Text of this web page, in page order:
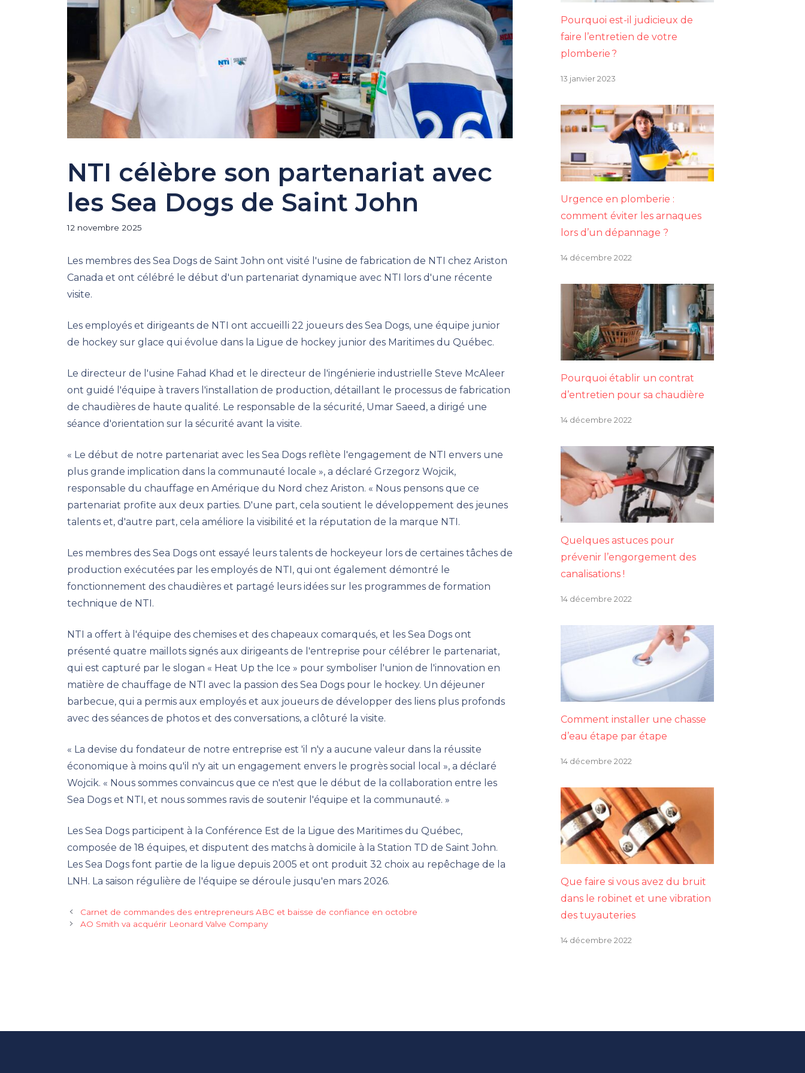
NTI célèbre son partenariat avec
les Sea Dogs de Saint John
12 novembre 2025
Les membres des Sea Dogs de Saint John ont visité l'usine de fabrication de NTI chez Ariston
Canada et ont célébré le début d'un partenariat dynamique avec NTI lors d'une récente
visite.
Les employés et dirigeants de NTI ont accueilli 22 joueurs des Sea Dogs, une équipe junior
de hockey sur glace qui évolue dans la Ligue de hockey junior des Maritimes du Québec.
Le directeur de l'usine Fahad Khad et le directeur de l'ingénierie industrielle Steve McAleer
ont guidé l'équipe à travers l'installation de production, détaillant le processus de fabrication
de chaudières de haute qualité. Le responsable de la sécurité, Umar Saeed, a dirigé une
séance d'orientation sur la sécurité avant la visite.
« Le début de notre partenariat avec les Sea Dogs reflète l'engagement de NTI envers une
plus grande implication dans la communauté locale », a déclaré Grzegorz Wojcik,
responsable du chauffage en Amérique du Nord chez Ariston. « Nous pensons que ce
partenariat profite aux deux parties. D'une part, cela soutient le développement des jeunes
talents et, d'autre part, cela améliore la visibilité et la réputation de la marque NTI.
Les membres des Sea Dogs ont essayé leurs talents de hockeyeur lors de certaines tâches de
production exécutées par les employés de NTI, qui ont également démontré le
fonctionnement des chaudières et partagé leurs idées sur les programmes de formation
technique de NTI.
NTI a offert à l'équipe des chemises et des chapeaux comarqués, et les Sea Dogs ont
présenté quatre maillots signés aux dirigeants de l'entreprise pour célébrer le partenariat,
qui est capturé par le slogan « Heat Up the Ice » pour symboliser l'union de l'innovation en
matière de chauffage de NTI avec la passion des Sea Dogs pour le hockey. Un déjeuner
barbecue, qui a permis aux employés et aux joueurs de développer des liens plus profonds
avec des séances de photos et des conversations, a clôturé la visite.
« La devise du fondateur de notre entreprise est 'il n'y a aucune valeur dans la réussite
économique à moins qu'il n'y ait un engagement envers le progrès social local », a déclaré
Wojcik. « Nous sommes convaincus que ce n'est que le début de la collaboration entre les
Sea Dogs et NTI, et nous sommes ravis de soutenir l'équipe et la communauté. »
Les Sea Dogs participent à la Conférence Est de la Ligue des Maritimes du Québec,
composée de 18 équipes, et disputent des matchs à domicile à la Station TD de Saint John.
Les Sea Dogs font partie de la ligue depuis 2005 et ont produit 32 choix au repêchage de la
LNH. La saison régulière de l'équipe se déroule jusqu'en mars 2026.
Carnet de commandes des entrepreneurs ABC et baisse de confiance en octobre
AO Smith va acquérir Leonard Valve Company
Pourquoi est-il judicieux de
faire l’entretien de votre
plomberie ?
13 janvier 2023
Urgence en plomberie :
comment éviter les arnaques
lors d’un dépannage ?
14 décembre 2022
Pourquoi établir un contrat
d’entretien pour sa chaudière
14 décembre 2022
Quelques astuces pour
prévenir l’engorgement des
canalisations !
14 décembre 2022
Comment installer une chasse
d’eau étape par étape
14 décembre 2022
Que faire si vous avez du bruit
dans le robinet et une vibration
des tuyauteries
14 décembre 2022